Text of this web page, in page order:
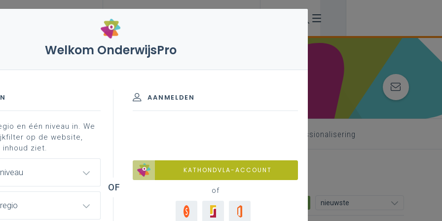
vakken en leerplannen 3de graad
3de graad - D/A-finaliteit
achtergrond professionalisering
nieuwste
Welkom OnderwijsPro
AANMELDEN
KATHONDVLA-ACCOUNT
of
en één niveau in. We
op de website,
ziet.